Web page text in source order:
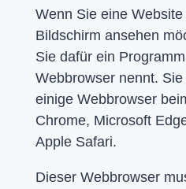
Wenn Sie eine
Bildschirm ansehen
Sie dafür ein
Webbrowser nennt.
einige Webbrowser
Chrome, Microsoft
Apple Safari.
Dieser Webbrowser